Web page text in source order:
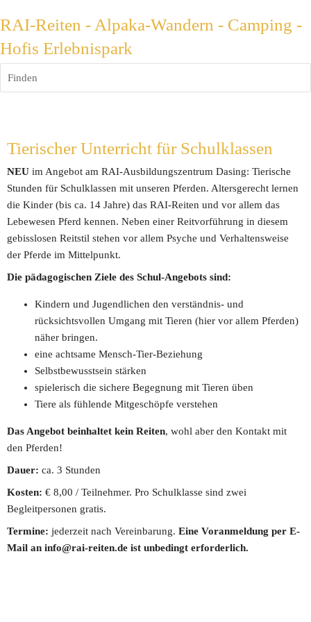
RAI-Reiten - Alpaka-Wandern - Camping -
Hofis Erlebnispark
Finden
Tierischer Unterricht für Schulklassen
NEU im Angebot am RAI-Ausbildungszentrum Dasing: Tierische
Stunden für Schulklassen mit unseren Pferden. Altersgerecht lernen
die Kinder (bis ca. 14 Jahre) das RAI-Reiten und vor allem das
Lebewesen Pferd kennen. Neben einer Reitvorführung in diesem
gebisslosen Reitstil stehen vor allem Psyche und Verhaltensweise
der Pferde im Mittelpunkt.
Die pädagogischen Ziele des Schul-Angebots sind:
Kindern und Jugendlichen den verständnis- und
rücksichtsvollen Umgang mit Tieren (hier vor allem Pferden)
näher bringen.
eine achtsame Mensch-Tier-Beziehung
Selbstbewusstsein stärken
spielerisch die sichere Begegnung mit Tieren üben
Tiere als fühlende Mitgeschöpfe verstehen
Das Angebot beinhaltet kein Reiten, wohl aber den Kontakt mit
den Pferden!
Dauer: ca. 3 Stunden
Kosten: € 8,00 / Teilnehmer. Pro Schulklasse sind zwei
Begleitpersonen gratis.
Termine: jederzeit nach Vereinbarung. Eine Voranmeldung per E-
Mail an info@rai-reiten.de ist unbedingt erforderlich.